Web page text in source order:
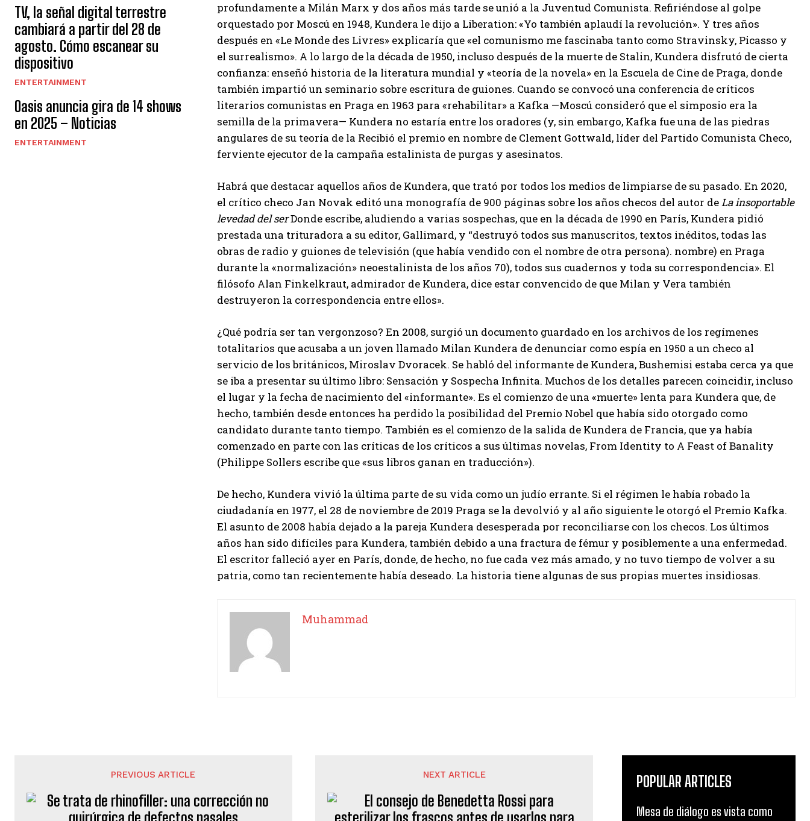
TV, la señal digital terrestre
cambiará a partir del 28 de
agosto. Cómo escanear su
dispositivo
ENTERTAINMENT
Oasis anuncia gira de 14 shows
en 2025 – Noticias
ENTERTAINMENT
profundamente a Milán Marx y dos años más tarde se unió a la Juventud Comunista. Refiriéndose al golpe
orquestado por Moscú en 1948, Kundera le dijo a Liberation: «Yo también aplaudí la revolución». Y tres años
después en «Le Monde des Livres» explicaría que «el comunismo me fascinaba tanto como Stravinsky, Picasso y
el surrealismo». A lo largo de la década de 1950, incluso después de la muerte de Stalin, Kundera disfrutó de cierta
confianza: enseñó historia de la literatura mundial y «teoría de la novela» en la Escuela de Cine de Praga, donde
también impartió un seminario sobre escritura de guiones. Cuando se convocó una conferencia de críticos
literarios comunistas en Praga en 1963 para «rehabilitar» a Kafka —Moscú consideró que el simposio era la
semilla de la primavera— Kundera no estaría entre los oradores (y, sin embargo, Kafka fue una de las piedras
angulares de su teoría de la Recibió el premio en nombre de Clement Gottwald, líder del Partido Comunista Checo,
ferviente ejecutor de la campaña estalinista de purgas y asesinatos.
Habrá que destacar aquellos años de Kundera, que trató por todos los medios de limpiarse de su pasado. En 2020,
el crítico checo Jan Novak editó una monografía de 900 páginas sobre los años checos del autor deLa insoportable
levedad del serDonde escribe, aludiendo a varias sospechas, que en la década de 1990 en París, Kundera pidió
prestada una trituradora a su editor, Gallimard, y “destruyó todos sus manuscritos, textos inéditos, todas las
obras de radio y guiones de televisión (que había vendido con el nombre de otra persona). nombre) en Praga
durante la «normalización» neoestalinista de los años 70), todos sus cuadernos y toda su correspondencia». El
filósofo Alan Finkelkraut, admirador de Kundera, dice estar convencido de que Milan y Vera también
destruyeron la correspondencia entre ellos».
¿Qué podría ser tan vergonzoso? En 2008, surgió un documento guardado en los archivos de los regímenes
totalitarios que acusaba a un joven llamado Milan Kundera de denunciar como espía en 1950 a un checo al
servicio de los británicos, Miroslav Dvoracek. Se habló del informante de Kundera, Bushemisi estaba cerca ya que
se iba a presentar su último libro: Sensación y Sospecha Infinita. Muchos de los detalles parecen coincidir, incluso
el lugar y la fecha de nacimiento del «informante». Es el comienzo de una «muerte» lenta para Kundera que, de
hecho, también desde entonces ha perdido la posibilidad del Premio Nobel que había sido otorgado como
candidato durante tanto tiempo. También es el comienzo de la salida de Kundera de Francia, que ya había
comenzado en parte con las críticas de los críticos a sus últimas novelas, From Identity to A Feast of Banality
(Philippe Sollers escribe que «sus libros ganan en traducción»).
De hecho, Kundera vivió la última parte de su vida como un judío errante. Si el régimen le había robado la
ciudadanía en 1977, el 28 de noviembre de 2019 Praga se la devolvió y al año siguiente le otorgó el Premio Kafka.
El asunto de 2008 había dejado a la pareja Kundera desesperada por reconciliarse con los checos. Los últimos
años han sido difíciles para Kundera, también debido a una fractura de fémur y posiblemente a una enfermedad.
El escritor falleció ayer en París, donde, de hecho, no fue cada vez más amado, y no tuvo tiempo de volver a su
patria, como tan recientemente había deseado. La historia tiene algunas de sus propias muertes insidiosas.
Muhammad
PREVIOUS ARTICLE NEXT ARTICLE POPULAR ARTICLES
Mesa de diálogo es vista como